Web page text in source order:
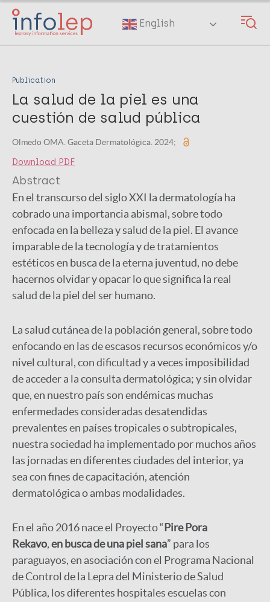
Skip
main
English
Publication
La salud de la piel es una
cuestión de salud pública
Olmedo OMA. Gaceta Dermatológica. 2024;
Download PDF
Abstract
En el transcurso del siglo XXI la dermatología ha
cobrado una importancia abismal, sobre todo
enfocada en la belleza y salud de la piel. El avance
imparable de la tecnología y de tratamientos
estéticos en busca de la eterna juventud, no debe
hacernos olvidar y opacar lo que significa la real
salud de la piel del ser humano.
La salud cutánea de la población general, sobre todo
enfocando en las de escasos recursos económicos y/o
nivel cultural, con dificultad y a veces imposibilidad
de acceder a la consulta dermatológica; y sin olvidar
que, en nuestro país son endémicas muchas
enfermedades consideradas desatendidas
prevalentes en países tropicales o subtropicales,
nuestra sociedad ha implementado por muchos años
las jornadas en diferentes ciudades del interior, ya
sea con fines de capacitación, atención
dermatológica o ambas modalidades.
En el año 2016 nace el Proyecto “Pire Pora
Rekavo,en busca de una piel sana” para los
paraguayos, en asociación con el Programa Nacional
de Control de la Lepra del Ministerio de Salud
Pública, los diferentes hospitales escuelas con